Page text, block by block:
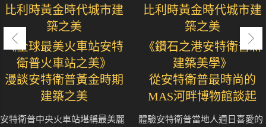
比利時黃金時代城市建
築之美
《全球最美火車站安特
衛普火車站之美》
漫談安特衛普黃金時期
建築之美
安特衛普中央火車站堪稱最美麗
比利時黃金時代城市建
築之美
《鑽石之港安特衛普新
建築美學》
從安特衛普最時尚的
MAS河畔博物館談起
體驗安特衛普當地人週日喜愛的